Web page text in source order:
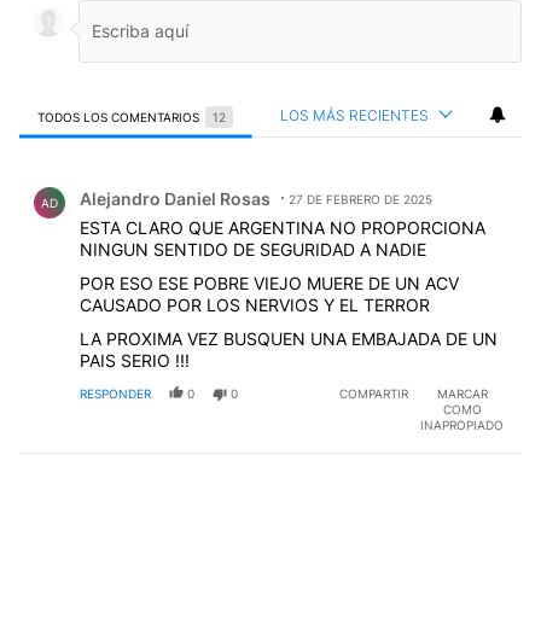
TODOS LOS COMENTARIOS 12 LOS MÁS RECIENTES
AD Alejandro Daniel Rosas 27 DE FEBRERO DE 2025
ESTA CLARO QUE ARGENTINA NO PROPORCIONA
NINGUN SENTIDO DE SEGURIDAD A NADIE
POR ESO ESE POBRE VIEJO MUERE DE UN ACV
CAUSADO POR LOS NERVIOS Y EL TERROR
LA PROXIMA VEZ BUSQUEN UNA EMBAJADA DE UN
PAIS SERIO !!!
RESPONDER 0 0 COMPARTIR
MARCAR
COMO
INAPROPIADO